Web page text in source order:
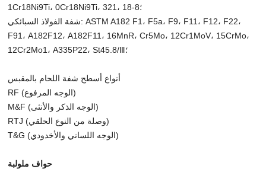
1Cr18Ni9Ti، 0Cr18Ni9Ti، 321، 18-8؛
شفة الفولاذ السبائكي: ASTM A182 F1، F5a، F9، F11، F12، F22،
F91، A182F12، A182F11، 16MnR، Cr5Mo، 12Cr1MoV، 15CrMo،
12Cr2Mo1، A335P22، St45.8/Ⅲ؛
أنواع أسطح شفة اللحام بالمقبس
RF (الوجه المرفوع)
M&F (الوجه الذكر والأنثى)
RTJ (وصلة من النوع الحلقي)
T&G (الوجه اللساني والأخدودي)
حواف ملولبة